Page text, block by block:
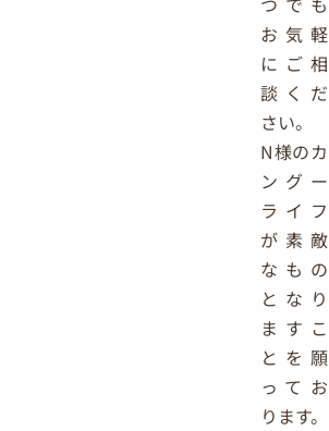
お気軽
にご相
談くだ
さい。
N様のカ
ングー
ライフ
が素敵
なもの
となり
ますこ
とを願
ってお
ります。